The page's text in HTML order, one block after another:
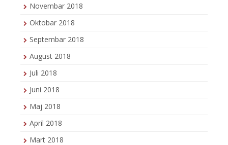
Novembar 2018
Oktobar 2018
Septembar 2018
August 2018
Juli 2018
Juni 2018
Maj 2018
April 2018
Mart 2018